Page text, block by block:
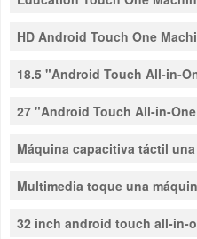
HD Android Touch One
18.5 "Android Touch All-in-
27 "Android Touch All-in-
Máquina capacitiva táctil una
Multimedia toque una
32 inch android touch all-in-